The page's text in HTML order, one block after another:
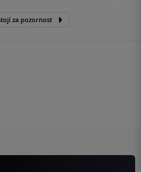
za pozornost